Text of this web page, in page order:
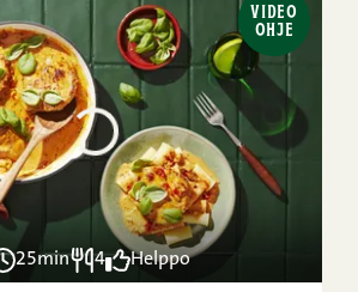
VIDEO
OHJE
25min 4 Helppo